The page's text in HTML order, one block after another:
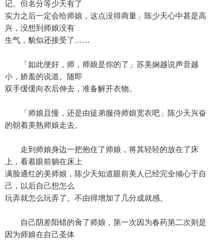
记。但名分等少天有了
实力之后一定会给师娘，这点没得商量」陈少天心中甚是高
兴，没想到师娘没有
生气，貌似还接受了……
「如此便好，师，师娘是你的了」苏美娴越说声音越
小，娇羞的说道。随即
双手缓缓向衣后伸去，准备解开衣物。
「师娘且慢，还是由徒弟服侍师娘宽衣吧」陈少天兴奋
的朝着美熟师娘走去。
走到师娘身边一把抱住了师娘，将其轻轻的放在了床
上，看着眼前躺在床上
满脸通红的美师娘，陈少天知道眼前美人已经完全倾心于自
己，以后自己想怎么
玩弄就怎么玩弄了。不由得增加了几分成就感。
自己阴差阳错的肏了师娘，第一次因为春药第二次则是
因为师娘在自己圣体